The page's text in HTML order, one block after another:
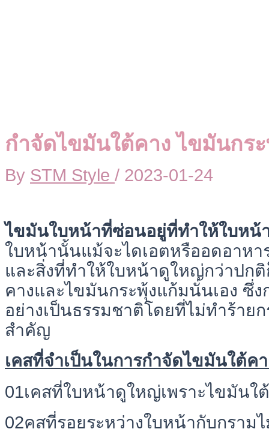
กำจัดไขมันใต้คาง ไขมันกร
By STM Style / 2023-01-24
ไขมันใบหน้าที่ซ่อนอยู่ที่ทำให้ใบหน้
ใบหน้านั้นแม้จะไดเอตหรืออดอาห
และสิ่งที่ทำให้ใบหน้าดูใหญ่กว่าปก
คางและไขมันกระพุ้งแก้มนั่นเอง ซึ่
อย่างเป็นธรรมชาติโดยที่ไม่ทำร้าย
สำคัญ
เคสที่จำเป็นในการกำจัดไขมันใต้ค
01เคสที่ใบหน้าดูใหญ่เพราะไขมันใ
02คสที่รอยระหว่างใบหน้ากับกราม